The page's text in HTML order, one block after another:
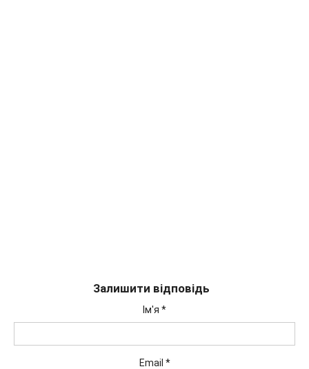
Залишити відповідь
Ім'я *
Email *